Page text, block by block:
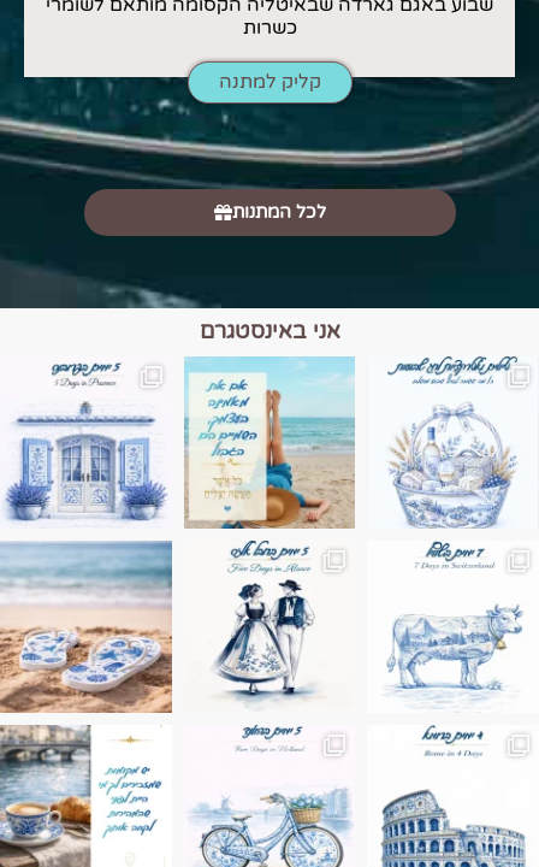
שבוע באגם גארדה שבאיטליה הקסומה מותאם לשומרי
כשרות
קליק למתנה
לכל המתנות
אני באינסטגרם
הם הגבול 💙🩵
בחבל אלזס צרפת
בחופשה שבו הכל נהיה פשוט יותר. החול, הי
Instagram post
Instagram post 17994326828955248